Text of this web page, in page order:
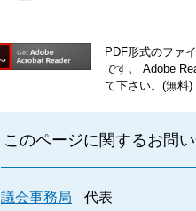
PDF形式のファ
です。
Adobe
て下さい。(無料)
このページに関するお問
議会事務局
代表